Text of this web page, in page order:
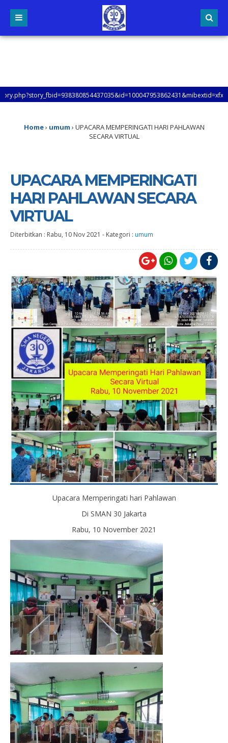
30 JAKARTA, UNTUK MENGETAHUI LEBIH LANJUT TENTANG INFORMASI
Home› umum › UPACARA MEMPERINGATI HARI PAHLAWAN
SECARA VIRTUAL
UPACARA MEMPERINGATI
HARI PAHLAWAN SECARA
VIRTUAL
Diterbitkan : Rabu, 10 Nov 2021 - Kategori : umum
Upacara Memperingati hari Pahlawan
Di SMAN 30 Jakarta
Rabu, 10 November 2021